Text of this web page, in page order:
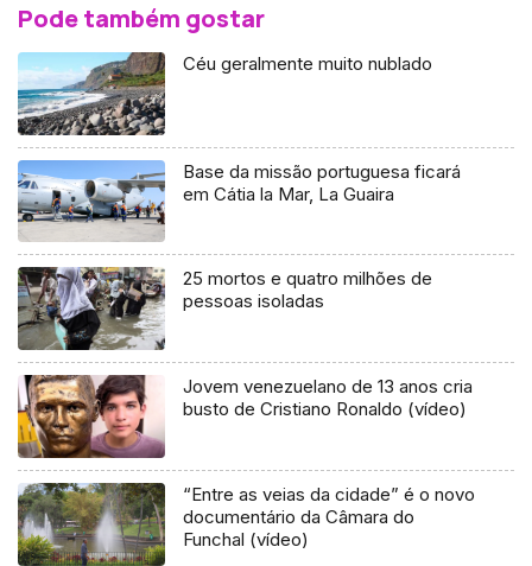
Pode também gostar
Céu geralmente muito nublado
Base da missão portuguesa ficará
em Cátia la Mar, La Guaira
25 mortos e quatro milhões de
pessoas isoladas
Jovem venezuelano de 13 anos cria
busto de Cristiano Ronaldo (vídeo)
“Entre as veias da cidade” é o novo
documentário da Câmara do
Funchal (vídeo)